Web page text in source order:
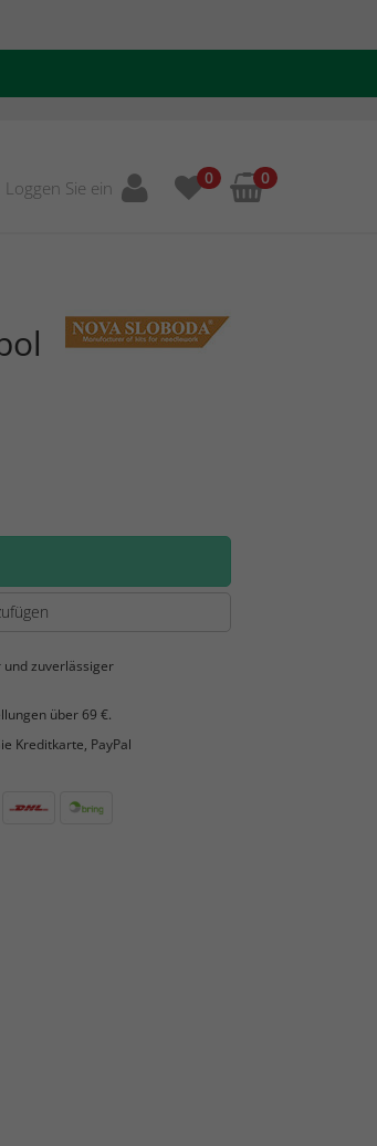
Loggen Sie ein 0 0
zuverlässiger
über 69 €.
Kreditkarte, PayPal